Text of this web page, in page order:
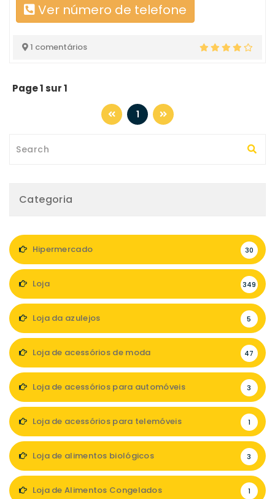
Ver número de telefone
1 comentários
Page 1 sur 1
1
Categoria
Hipermercado 30
Loja 349
Loja da azulejos 5
Loja de acessórios de moda 47
Loja de acessórios para automóveis 3
Loja de acessórios para telemóveis 1
Loja de alimentos biológicos 3
Loja de Alimentos Congelados 1